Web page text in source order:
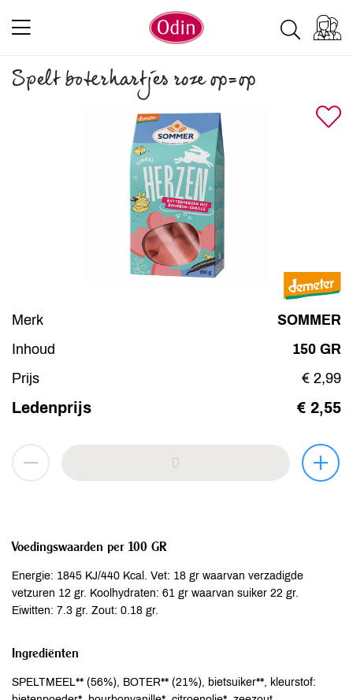
Spelt boterhartjes roze op=op
Merk
SOMMER
Inhoud
150 GR
Prijs
€ 2,99
Ledenprijs € 2,55
Voedingswaarden per 100 GR
Energie: 1845 KJ/440 Kcal. Vet: 18 gr waarvan verzadigde
vetzuren 12 gr. Koolhydraten: 61 gr waarvan suiker 22 gr.
Eiwitten: 7.3 gr. Zout: 0.18 gr.
Ingrediënten
SPELTMEEL** (56%), BOTER** (21%), bietsuiker**, kleurstof: